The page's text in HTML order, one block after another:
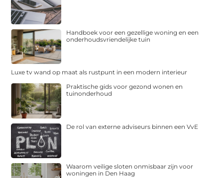
Handboek voor een gezellige woning en een
onderhoudsvriendelijke tuin
Luxe tv wand op maat als rustpunt in een modern interieur
Praktische gids voor gezond wonen en
tuinonderhoud
De rol van externe adviseurs binnen een VvE
Waarom veilige sloten onmisbaar zijn voor
woningen in Den Haag